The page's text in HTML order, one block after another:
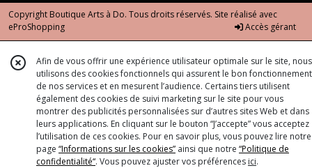
Copyright Boutique Arts à Do. Tous droits réservés. Site réalisé avec
eProShopping
Accès gérant
Afin de vous offrir une expérience utilisateur optimale sur le site, nous
utilisons des cookies fonctionnels qui assurent le bon fonctionnement
de nos services et en mesurent l’audience. Certains tiers utilisent
également des cookies de suivi marketing sur le site pour vous
montrer des publicités personnalisées sur d’autres sites Web et dans
leurs applications. En cliquant sur le bouton “J’accepte” vous acceptez
l’utilisation de ces cookies. Pour en savoir plus, vous pouvez lire notre
page “Informations sur les cookies” ainsi que notre “Politique de
confidentialité“. Vous pouvez ajuster vos préférences ici.